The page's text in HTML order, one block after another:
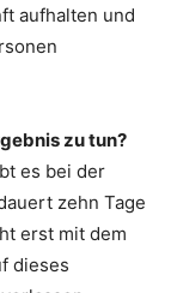
aufhalten und
zu tun?
es bei der
zehn Tage
erst mit dem
dieses